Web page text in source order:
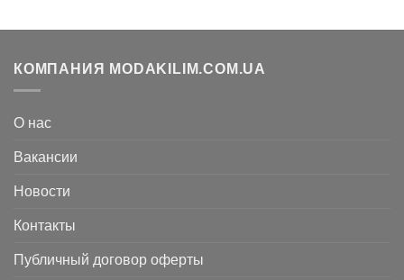
КОМПАНИЯ MODAKILIM.COM.UA
О нас
Вакансии
Новости
Контакты
Публичный договор оферты